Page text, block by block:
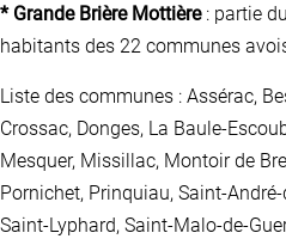
* Grande Brière Mottière: partie
habitants des 22 communes
Liste des communes : Assérac,
Crossac, Donges, La Baule-
Mesquer, Missillac, Montoir de
Pornichet, Prinquiau, Saint-
Saint-Lyphard, Saint-Malo-de-